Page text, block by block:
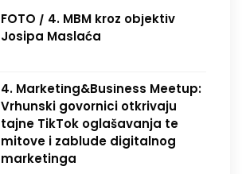
FOTO / 4. MBM kroz objektiv
Josipa Maslaća
4. Marketing&Business Meetup:
Vrhunski govornici otkrivaju
tajne TikTok oglašavanja te
mitove i zablude digitalnog
marketinga